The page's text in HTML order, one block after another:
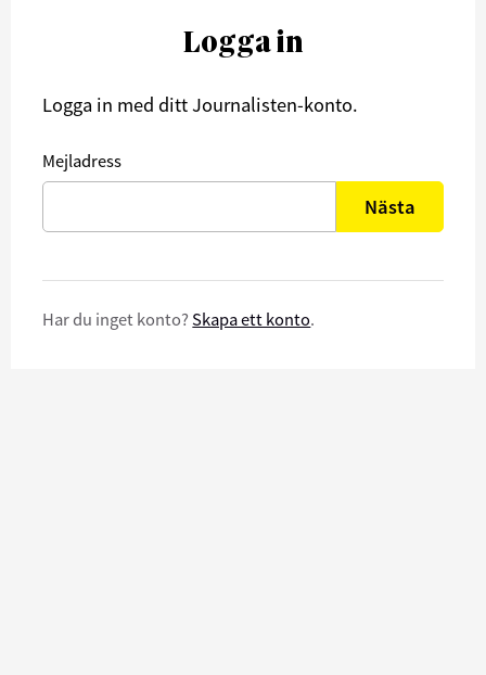
Logga in
Logga in med ditt Journalisten-konto.
Mejladress
Nästa
Har du inget konto? Skapa ett konto.